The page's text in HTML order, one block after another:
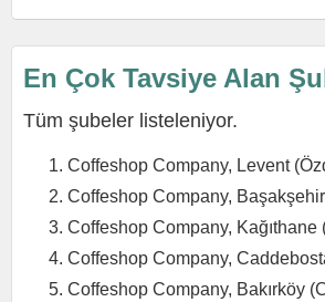
En Çok Tavsiye Alan
Tüm şubeler listeleniyor.
Coffeshop Company, Levent
Coffeshop Company,
Coffeshop Company, Kağıthane
Coffeshop Company,
Coffeshop Company, Bakırköy